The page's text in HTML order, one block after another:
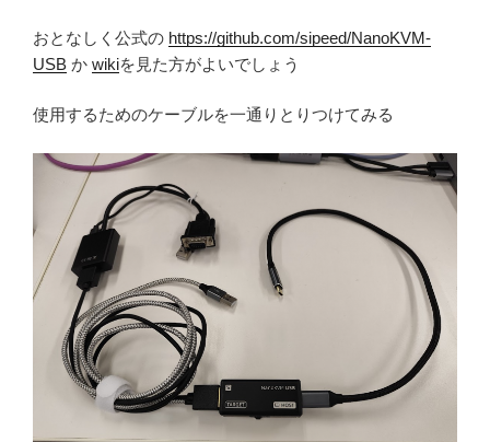
おとなしく公式の https://github.com/sipeed/NanoKVM-
USB か wikiを見た方がよいでしょう
使用するためのケーブルを一通りとりつけてみる